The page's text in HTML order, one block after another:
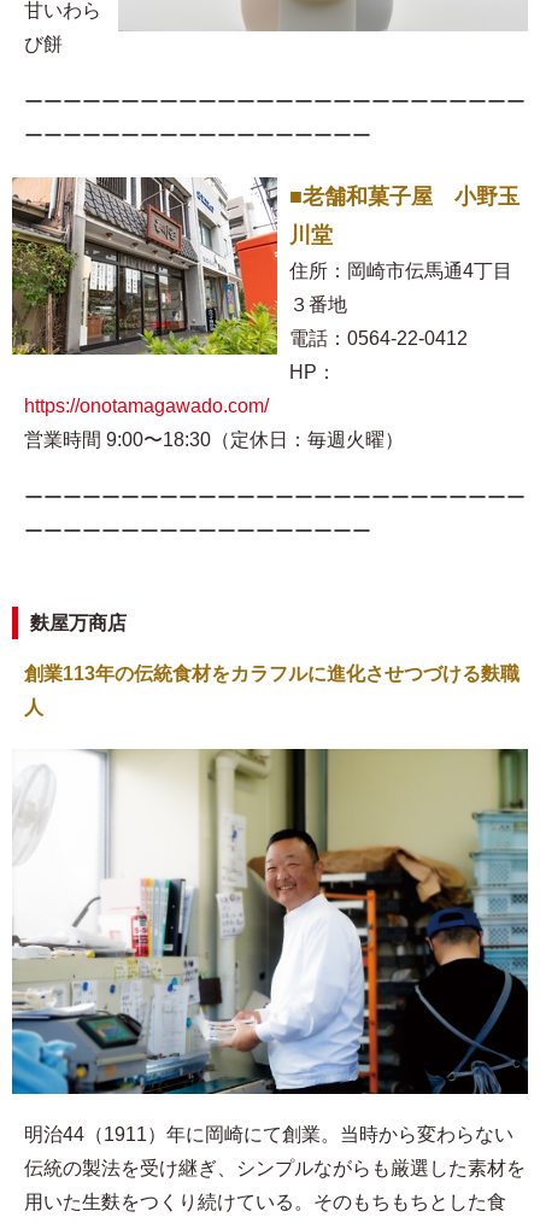
甘いわら
び餅
ーーーーーーーーーーーーーーーーーーーーーーーーーー
ーーーーーーーーーーーーーーーーーー
■老舗和菓子屋 小野玉
川堂
住所：岡崎市伝馬通4丁目
３番地
電話：0564-22-0412
HP：
https://onotamagawado.com/
営業時間 9:00〜18:30（定休日：毎週火曜）
ーーーーーーーーーーーーーーーーーーーーーーーーーー
ーーーーーーーーーーーーーーーーーー
麩屋万商店
創業113年の伝統食材をカラフルに進化させつづける麩職
人
明治44（1911）年に岡崎にて創業。当時から変わらない
伝統の製法を受け継ぎ、シンプルながらも厳選した素材を
用いた生麩をつくり続けている。そのもちもちとした食